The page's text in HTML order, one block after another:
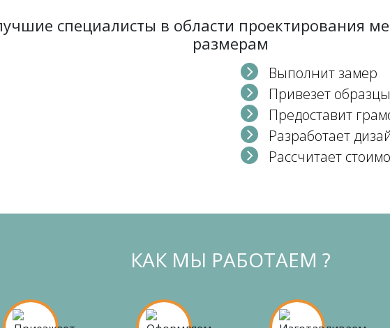
специалисты в области проектирования
размерам
Выполнит замер
Привезет
Предоставит
Разработает
Рассчитает
КАК МЫ РАБОТАЕМ ?